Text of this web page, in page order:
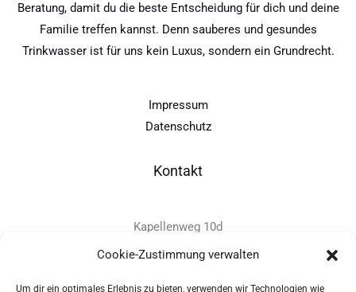
Cookie-Zustimmung verwalten
Um dir ein optimales Erlebnis zu bieten, verwenden wir Technologien wie
Beratung, damit du die beste Entscheidung für dich und deine
Familie treffen kannst. Denn sauberes und gesundes
Trinkwasser ist für uns kein Luxus, sondern ein Grundrecht.
Impressum
Datenschutz
Kontakt
Kapellenweg 10d
D-94575 Windorf